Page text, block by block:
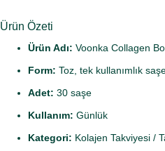
Ürün Özeti
Ürün Adı: Voonka Collagen
Form: Toz, tek kullanımlık
Adet: 30 saşe
Kullanım: Günlük
Kategori: Kolajen Takviyesi /